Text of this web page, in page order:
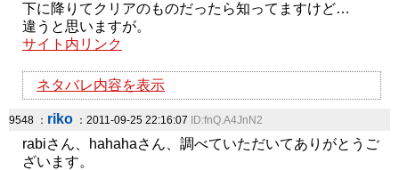
下に降りてクリアのものだったら知ってますけど…
違うと思いますが。
サイト内リンク
ネタバレ内容を表示
9548 ： riko ：2011-09-25 22:16:07 ID:fnQ.A4JnN2
rabiさん、hahahaさん、調べていただいてありがとうご
ざいます。